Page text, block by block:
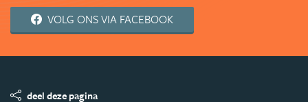
VOLG ONS VIA FACEBOOK
deel deze pagina